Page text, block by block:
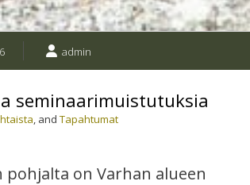
admin
seminaarimuistutuksia
, and Tapahtumat
on Varhan alueen